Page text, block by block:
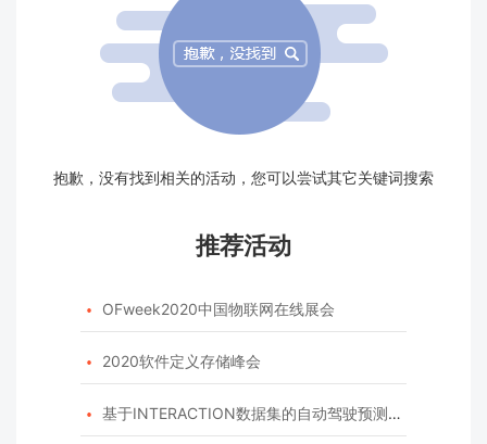
抱歉，没有找到相关的活动，您可以尝试其它关键词搜索
推荐活动
 OFweek2020中国物联网在线展会
 2020软件定义存储峰会
 基于INTERACTION数据集的自动驾驶预测模型挑战赛